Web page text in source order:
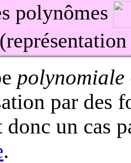
polynômes
polynomiale
par des
donc un cas
.